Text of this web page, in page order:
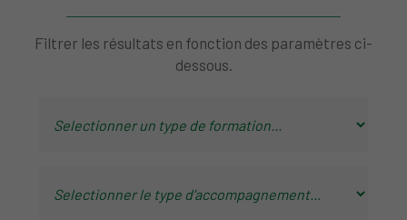
Filtrer les résultats en fonction des paramètres ci-
dessous.